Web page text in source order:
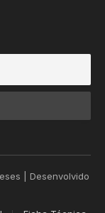
| Desenvolvido